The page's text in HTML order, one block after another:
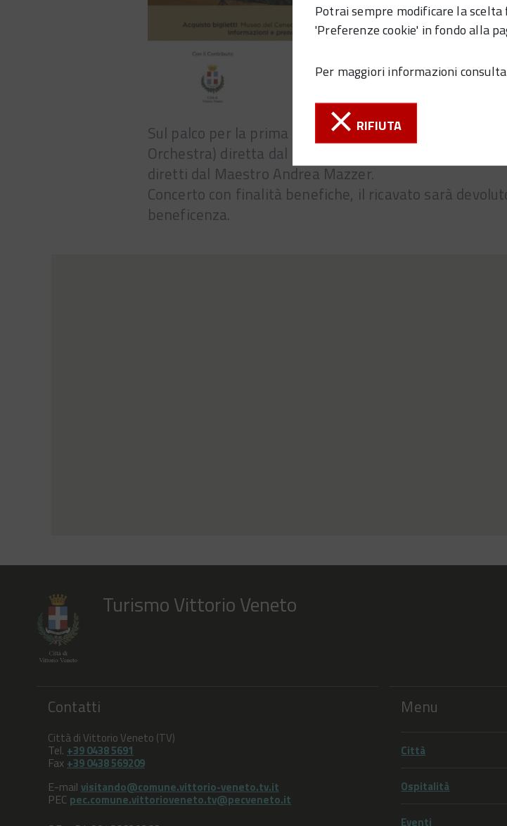
Potrai sempre modificare la
'Preferenze cookie' in fondo alla
Per maggiori informazioni
RIFIUTA
Sul palco per la prima volta insieme l'Orchestra SIO
Orchestra) diretta dal Maestro Roberto Fantinel e Gli
diretti dal Maestro Andrea Mazzer.
Concerto con finalità benefiche, il ricavato sarà
beneficenza.
Turismo Vittorio Veneto
Contatti
Città di Vittorio Veneto (TV)
Tel. +39 0438 5691
Fax +39 0438 569209
E-mail visitando@comune.vittorio-veneto.tv.it
PEC pec.comune.vittorioveneto.tv@pecveneto.it
Menu
Città
Ospitalità
Eventi